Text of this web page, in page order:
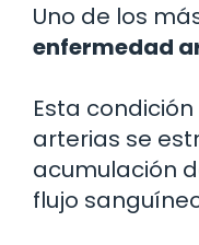
Uno de los
enfermedad
Esta
arterias se
acumulación
flujo